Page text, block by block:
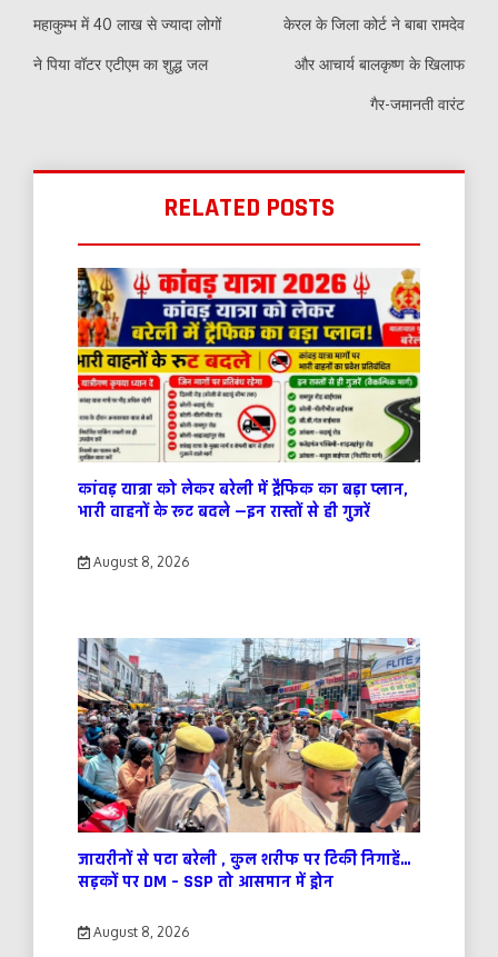
navigation
महाकुम्भ में 40 लाख से ज्यादा लोगों
ने पिया वॉटर एटीएम का शुद्ध जल
केरल के जिला कोर्ट ने बाबा रामदेव
और आचार्य बालकृष्ण के खिलाफ
गैर-जमानती वारंट
RELATED POSTS
कांवड़ यात्रा को लेकर बरेली में ट्रैफिक का बड़ा प्लान,
भारी वाहनों के रूट बदले —इन रास्तों से ही गुजरें
August 8, 2026
जायरीनों से पटा बरेली , कुल शरीफ पर टिकी निगाहें…
सड़कों पर DM – SSP तो आसमान में ड्रोन
August 8, 2026